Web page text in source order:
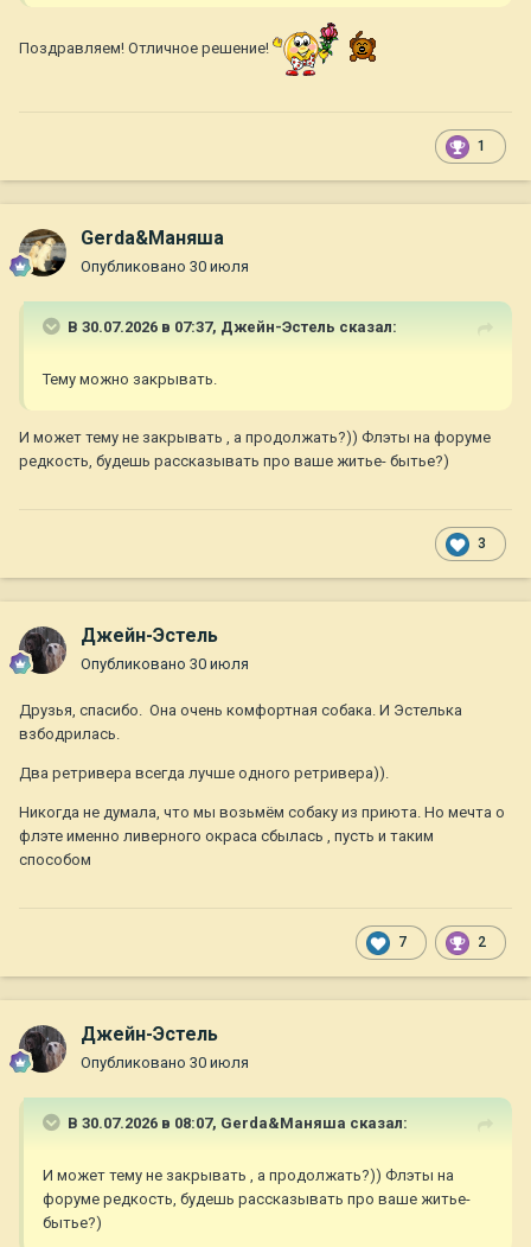
Поздравляем! Отличное решение!
1
Gerda&Маняша
Опубликовано 30 июля
В 30.07.2026 в 07:37, Джейн-Эстель сказал:
Тему можно закрывать.
И может тему не закрывать , а продолжать?)) Флэты на форуме
редкость, будешь рассказывать про ваше житье- бытье?)
3
Джейн-Эстель
Опубликовано 30 июля
Друзья, спасибо. Она очень комфортная собака. И Эстелька
взбодрилась.
Два ретривера всегда лучше одного ретривера)).
Никогда не думала, что мы возьмём собаку из приюта. Но мечта о
флэте именно ливерного окраса сбылась , пусть и таким
способом
7 2
Джейн-Эстель
Опубликовано 30 июля
В 30.07.2026 в 08:07, Gerda&Маняша сказал:
И может тему не закрывать , а продолжать?)) Флэты на
форуме редкость, будешь рассказывать про ваше житье-
бытье?)